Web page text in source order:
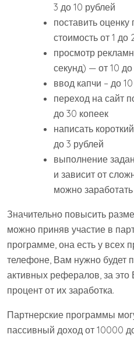
3 до 10 рублей
поставить
стоимость от 1 до
просмотр
секунд) — от 10
ввод капчи – до
переход на сайт
до 30 копеек
написать
до 3 рублей
выполнение
и зависит от
можно
Значительно повысить
можно приняв участие в
программе, она есть у всех
телефоне, Вам нужно будет
активных рефералов, за это
процент от их заработка.
Партнерские программы
пассивный доход от 10000